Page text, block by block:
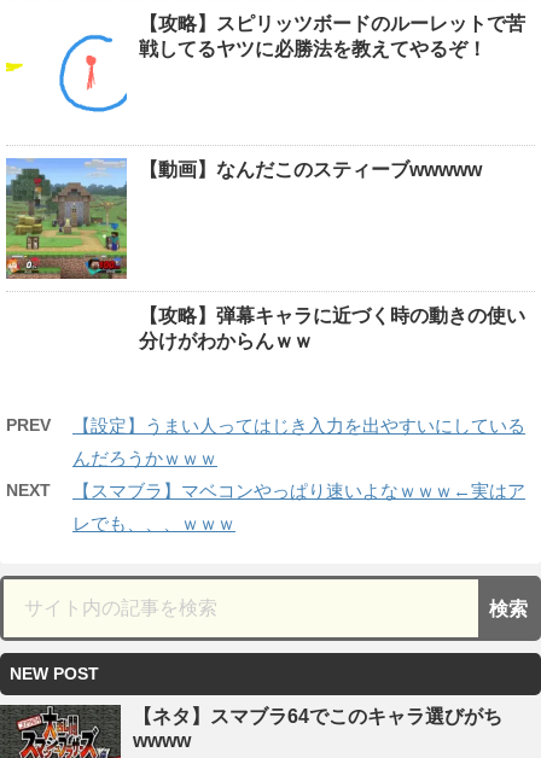
【攻略】スピリッツボードのルーレットで苦
戦してるヤツに必勝法を教えてやるぞ！
【動画】なんだこのスティーブwwwww
【攻略】弾幕キャラに近づく時の動きの使い
分けがわからんｗｗ
PREV
【設定】うまい人ってはじき入力を出やすいにしている
んだろうかｗｗｗ
NEXT
【スマブラ】マベコンやっぱり速いよなｗｗｗ←実はア
レでも、、、ｗｗｗ
NEW POST
【ネタ】スマブラ64でこのキャラ選びがち
wwww